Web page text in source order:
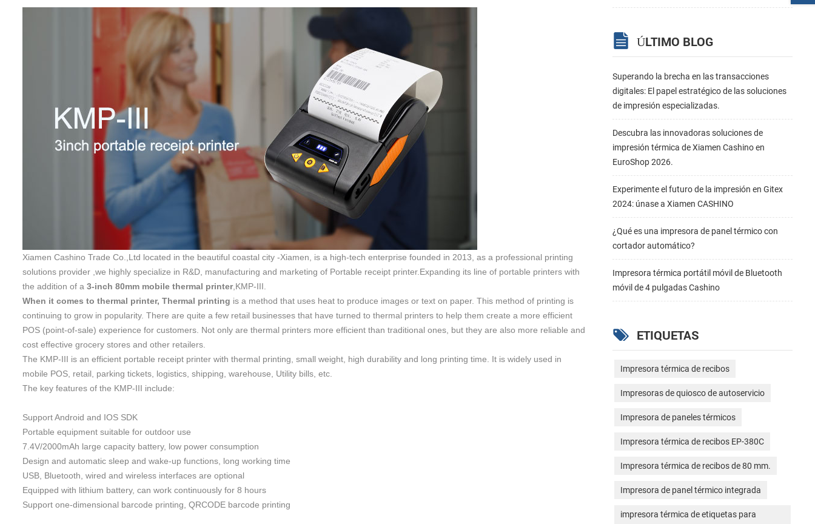
Xiamen Cashino Trade Co.,Ltd located in the beautiful coastal city -Xiamen, is a high-tech enterprise founded in 2013, as a professional printing
solutions provider ,we highly specialize in R&D, manufacturing and marketing of Portable receipt printer.Expanding its line of portable printers with
the addition of a 3-inch 80mm mobile thermal printer,KMP-III.
When it comes to thermal printer, Thermal printing is a method that uses heat to produce images or text on paper. This method of printing is
continuing to grow in popularity. There are quite a few retail businesses that have turned to thermal printers to help them create a more efficient
POS (point-of-sale) experience for customers. Not only are thermal printers more efficient than traditional ones, but they are also more reliable and
cost effective grocery stores and other retailers.
The KMP-III is an efficient portable receipt printer with thermal printing, small weight, high durability and long printing time. It is widely used in
mobile POS, retail, parking tickets, logistics, shipping, warehouse, Utility bills, etc.
The key features of the KMP-III include:
Support Android and IOS SDK
Portable equipment suitable for outdoor use
7.4V/2000mAh large capacity battery, low power consumption
Design and automatic sleep and wake-up functions, long working time
USB, Bluetooth, wired and wireless interfaces are optional
Equipped with lithium battery, can work continuously for 8 hours
Support one-dimensional barcode printing, QRCODE barcode printing
ÚLTIMO BLOG
Superando la brecha en las transacciones
digitales: El papel estratégico de las soluciones
de impresión especializadas.
Descubra las innovadoras soluciones de
impresión térmica de Xiamen Cashino en
EuroShop 2026.
Experimente el futuro de la impresión en Gitex
2024: únase a Xiamen CASHINO
¿Qué es una impresora de panel térmico con
cortador automático?
Impresora térmica portátil móvil de Bluetooth
móvil de 4 pulgadas Cashino
ETIQUETAS
Impresora térmica de recibos
Impresoras de quiosco de autoservicio
Impresora de paneles térmicos
Impresora térmica de recibos EP-380C
Impresora térmica de recibos de 80 mm.
Impresora de panel térmico integrada
impresora térmica de etiquetas para